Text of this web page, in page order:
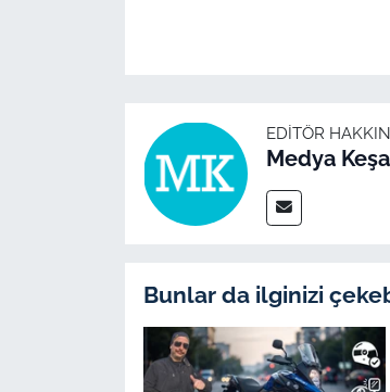
EDITÖR
Medya
Bunlar da ilginizi
Gündem-Eğitim